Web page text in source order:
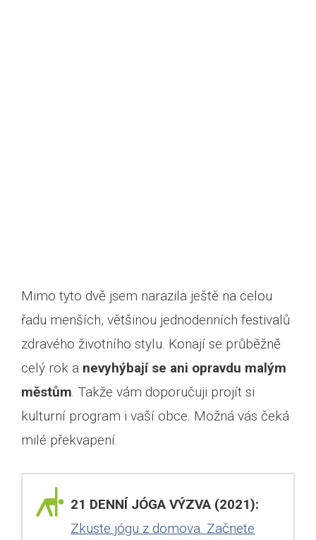
Mimo tyto dvě jsem narazila ještě na celou
řadu menších, většinou jednodenních festivalů
zdravého životního stylu. Konají se průběžně
celý rok a nevyhýbají se ani opravdu malým
městům. Takže vám doporučuji projít si
kulturní program i vaší obce. Možná vás čeká
milé překvapení.
21 DENNÍ JÓGA VÝZVA (2021):
Zkuste jógu z domova. Začnete